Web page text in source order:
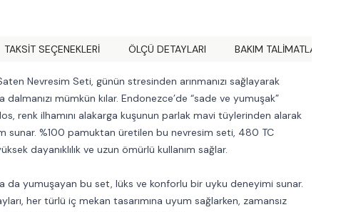
TAKSIT SEÇENEKLERI ÖLÇÜ DETAYLARI BAKIM TALİMATLARI
Nevresim Seti, günün stresinden arınmanızı sağlayarak
dalmanızı mümkün kılar. Endonezce’de “sade ve yumuşak”
renk ilhamını alakarga kuşunun parlak mavi tüylerinden alarak
sunar. %100 pamuktan üretilen bu nevresim seti, 480 TC
dayanıklılık ve uzun ömürlü kullanım sağlar.
da yumuşayan bu set, lüks ve konforlu bir uyku deneyimi sunar.
her türlü iç mekan tasarımına uyum sağlarken, zamansız